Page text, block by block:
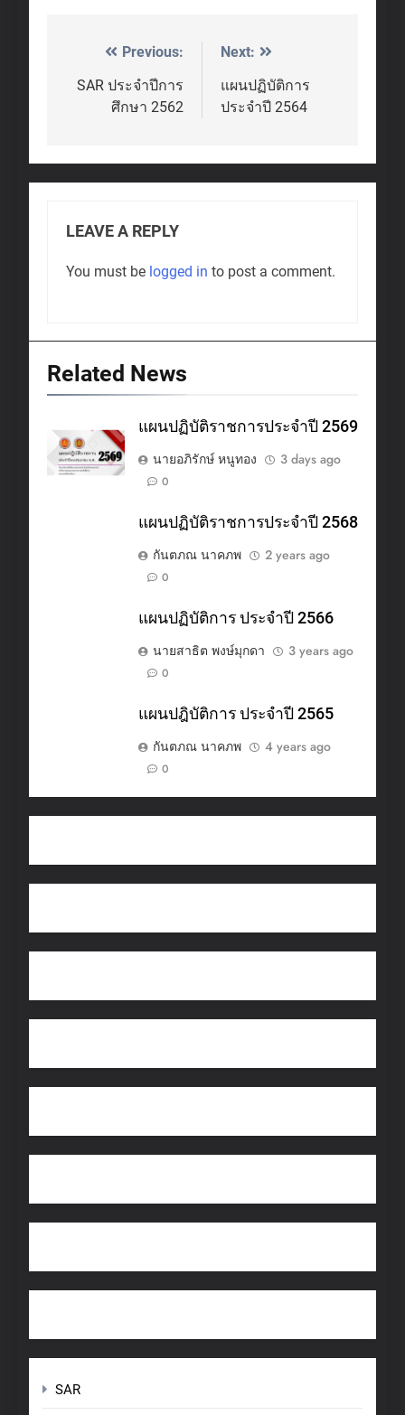
Post
navigation
Previous:
SAR ประจำปีการ
ศึกษา 2562
Next:
แผนปฏิบัติการ
ประจำปี 2564
LEAVE A REPLY
You must be logged in to post a comment.
Related News
แผนปฏิบัติราชการประจำปี 2569
นายอภิรักษ์ หนูทอง
3 days ago
0
แผนปฏิบัติราชการประจำปี 2568
กันตภณ นาคภพ
2 years ago
0
แผนปฏิบัติการ ประจำปี 2566
นายสาธิต พงษ์มุกดา
3 years ago
0
แผนปฎิบัติการ ประจำปี 2565
กันตภณ นาคภพ
4 years ago
0
SAR